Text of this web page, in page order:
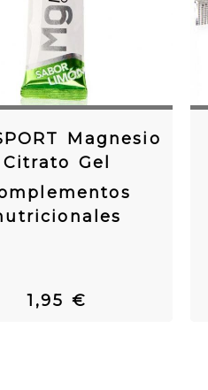
Magnesio
Citrato Gel
1,95 €